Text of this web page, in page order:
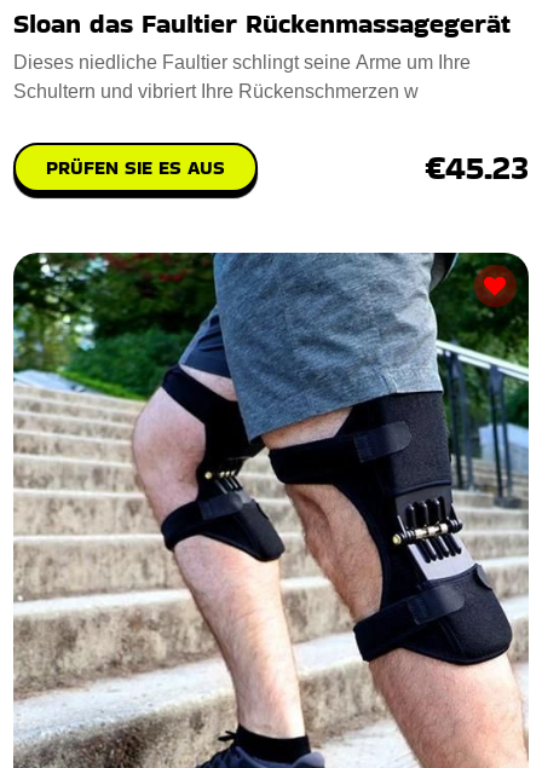
Sloan das Faultier Rückenmassagegerät
Dieses niedliche Faultier schlingt seine Arme um Ihre
Schultern und vibriert Ihre Rückenschmerzen w
PRÜFEN SIE ES AUS €45.23